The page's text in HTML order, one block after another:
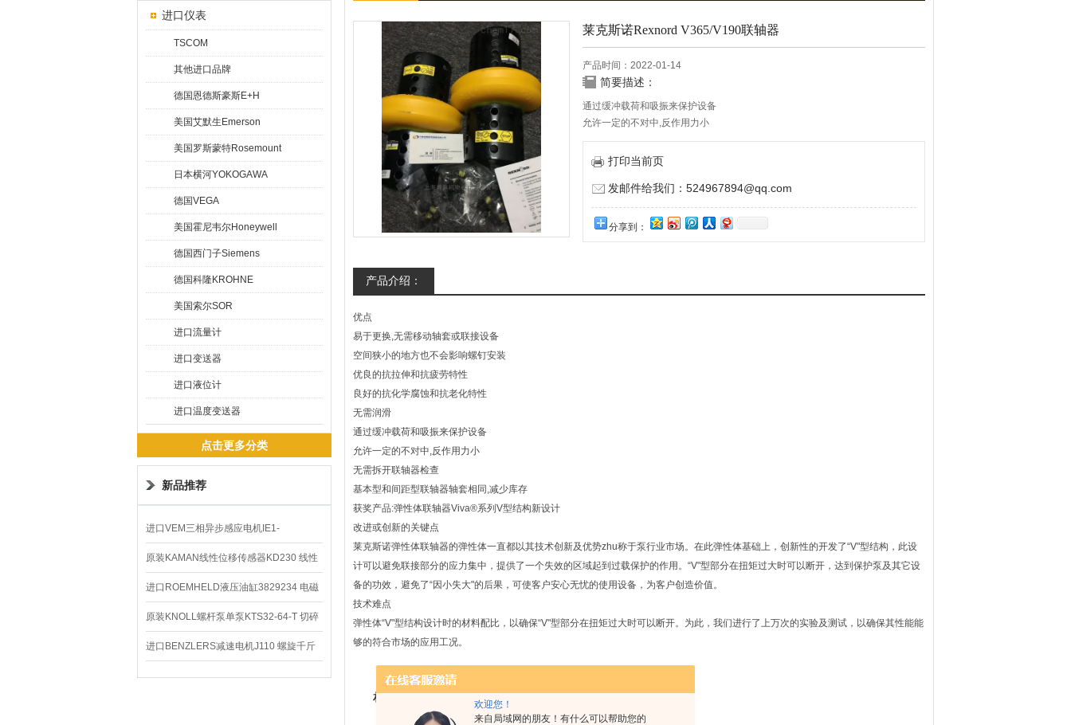
欢迎您！
来自局域网的朋友！有什么可以帮助您的
进口仪表
TSCOM
其他进口品牌
德国恩德斯豪斯E+H
美国艾默生Emerson
美国罗斯蒙特Rosemount
日本横河YOKOGAWA
德国VEGA
美国霍尼韦尔Honeywell
德国西门子Siemens
德国科隆KROHNE
美国索尔SOR
进口流量计
进口变送器
进口液位计
进口温度变送器
点击更多分类
新品推荐
进口VEM三相异步感应电机IE1-
K21R80G4马达
原装KAMAN线性位移传感器KD230 线性
编码器
进口ROEMHELD液压油缸3829234 电磁
阀定位器
原装KNOLL螺杆泵单泵KTS32-64-T 切碎
排屑机
进口BENZLERS减速电机J110 螺旋千斤
顶BD-58
莱克斯诺Rexnord V365/V190联轴器
产品时间：2022-01-14
简要描述：
通过缓冲载荷和吸振来保护设备
允许一定的不对中,反作用力小
无需拆开联轴器检查
基本型和间距型联轴器轴套相同,减少库存
打印当前页
发邮件给我们：524967894@qq.com
分享到：
产品介绍：
优点
易于更换,无需移动轴套或联接设备
空间狭小的地方也不会影响螺钉安装
优良的抗拉伸和抗疲劳特性
良好的抗化学腐蚀和抗老化特性
无需润滑
通过缓冲载荷和吸振来保护设备
允许一定的不对中,反作用力小
无需拆开联轴器检查
基本型和间距型联轴器轴套相同,减少库存
获奖产品:弹性体联轴器Viva®系列V型结构新设计
改进或创新的关键点
莱克斯诺弹性体联轴器的弹性体一直都以其技术创新及优势zhu称于泵行业市场。在此弹性体基础上，创新性的开发了“V"型结构，此设
计可以避免联接部分的应力集中，提供了一个失效的区域起到过载保护的作用。“V"型部分在扭矩过大时可以断开，达到保护泵及其它设
备的功效，避免了“因小失大"的后果，可使客户安心无忧的使用设备，为客户创造价值。
技术难点
弹性体“V"型结构设计时的材料配比，以确保“V"型部分在扭矩过大时可以断开。为此，我们进行了上万次的实验及测试，以确保其性能能
够的符合市场的应用工况。
相关产品